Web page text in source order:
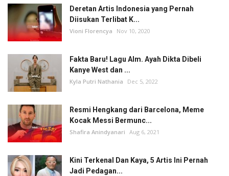
Deretan Artis Indonesia yang Pernah
Diisukan Terlibat K...
Vioni Florencya Nov 10, 2020
Fakta Baru! Lagu Alm. Ayah Dikta Dibeli
Kanye West dan ...
Kyla Putri Nathania Dec 5, 2022
Resmi Hengkang dari Barcelona, Meme
Kocak Messi Bermunc...
Shafira Anindyanari Aug 6, 2021
Kini Terkenal Dan Kaya, 5 Artis Ini Pernah
Jadi Pedagan...